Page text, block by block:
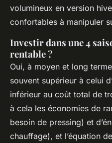
volumineux en version
confortables à manipuler
Investir dans une 4
rentable ?
Oui, à moyen et long
souvent supérieur à celui
inférieur au coût total de
à cela les économies de
besoin de pressing) et
chauffage), et l’équation